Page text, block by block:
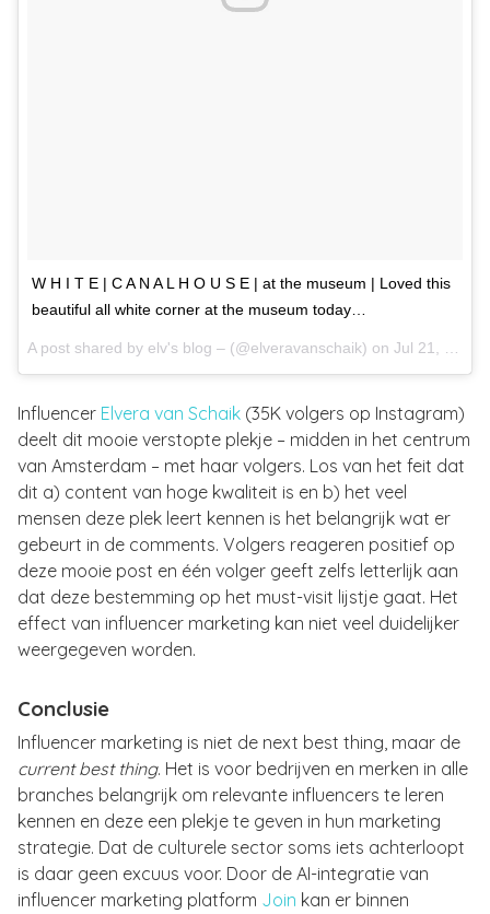
W H I T E | C A N A L H O U S E | at the museum | Loved this
beautiful all white corner at the museum today…
A post shared by elv's blog – (@elveravanschaik) on Jul 21, 2017 at 1:44pm PDT
Influencer Elvera van Schaik (35K volgers op Instagram)
deelt dit mooie verstopte plekje – midden in het centrum
van Amsterdam – met haar volgers. Los van het feit dat
dit a) content van hoge kwaliteit is en b) het veel
mensen deze plek leert kennen is het belangrijk wat er
gebeurt in de comments. Volgers reageren positief op
deze mooie post en één volger geeft zelfs letterlijk aan
dat deze bestemming op het must-visit lijstje gaat. Het
effect van influencer marketing kan niet veel duidelijker
weergegeven worden.
Conclusie
Influencer marketing is niet de next best thing, maar de
current best thing. Het is voor bedrijven en merken in alle
branches belangrijk om relevante influencers te leren
kennen en deze een plekje te geven in hun marketing
strategie. Dat de culturele sector soms iets achterloopt
is daar geen excuus voor. Door de AI-integratie van
influencer marketing platform Join kan er binnen